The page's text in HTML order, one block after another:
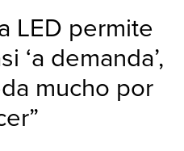
LED permite
‘a demanda’,
mucho por